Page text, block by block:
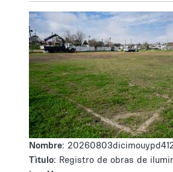
Nombre:
Tìtulo: Registro de obras de